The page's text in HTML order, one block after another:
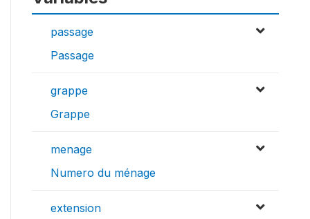
passage
Passage
grappe
Grappe
menage
Numero du ménage
extension